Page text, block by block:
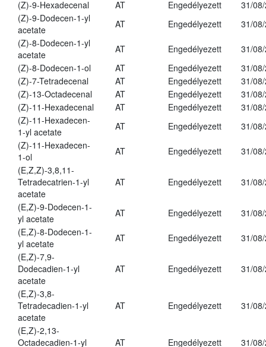
(Z)-9-Hexadecenal AT Engedélyezett
31/
(Z)-9-Dodecen-1-yl
acetate
AT Engedélyezett
31/
(Z)-8-Dodecen-1-yl
acetate
AT Engedélyezett
31/
(Z)-8-Dodecen-1-ol
AT Engedélyezett
31/
(Z)-7-Tetradecenal
AT Engedélyezett
31/
(Z)-13-Octadecenal
AT Engedélyezett
31/
(Z)-11-Hexadecenal
AT Engedélyezett
31/
(Z)-11-Hexadecen-
1-yl acetate
AT Engedélyezett
31/
(Z)-11-Hexadecen-
1-ol
AT Engedélyezett
31/
(E,Z,Z)-3,8,11-
Tetradecatrien-1-yl
acetate
AT Engedélyezett 31/
(E,Z)-9-Dodecen-1-
yl acetate
AT Engedélyezett
31/
(E,Z)-8-Dodecen-1-
yl acetate
AT Engedélyezett
31/
(E,Z)-7,9-
Dodecadien-1-yl
acetate
AT Engedélyezett 31/
(E,Z)-3,8-
Tetradecadien-1-yl
acetate
AT Engedélyezett 31/
(E,Z)-2,13-
Octadecadien-1-yl
AT Engedélyezett 31/